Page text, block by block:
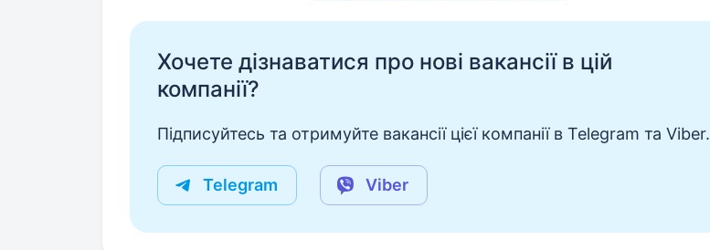
Хочете дізнаватися про нові вакансії в цій
компанії?
Підписуйтесь та отримуйте вакансії цієї компанії в Telegram та Viber.
Telegram Viber